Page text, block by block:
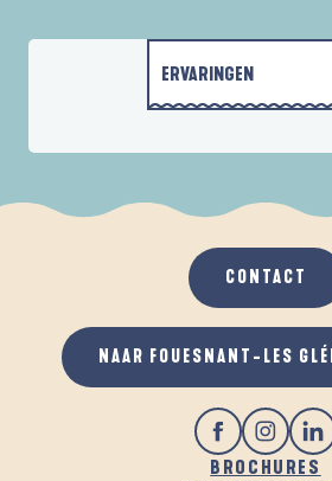
ERVARINGEN
ACCOMMODATIE
GASTRONOMIE
BROCHURES
CONTACT
NAAR FOUESNANT-LES